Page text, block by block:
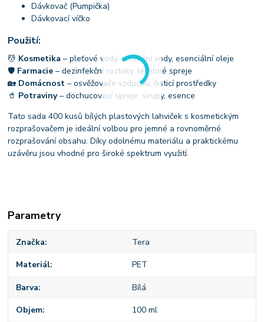
Dávkovač (Pumpička)
Dávkovací víčko
Použití:
💆 Kosmetika – pleťové vody, termální vody, esenciální oleje
🛡 Farmacie – dezinfekční roztoky, léčebné spreje
🏡 Domácnost – osvěžovače vzduchu, čisticí prostředky
🥤 Potraviny– dochucovací spreje, sirupy, esence
Tato sada 400 kusů bílých plastových lahviček s kosmetickým
rozprašovačem je ideální volbou pro jemné a rovnoměrné
rozprašování obsahu. Díky odolnému materiálu a praktickému
uzávěru jsou vhodné pro široké spektrum využití.
Parametry
Značka Tera
Materiál PET
Barva Bílá
Objem 100 ml